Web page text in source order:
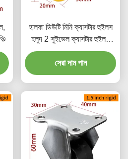
হালকা ডিউটি মিনি ক্যাসটার হুইলস
হলুদ 2 সুইভেল ক্যাসটার হুইলস
262S-86A
সেরা দাম পান